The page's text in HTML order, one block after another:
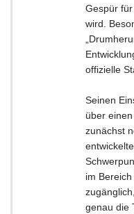
Gespür
wird.
offizielle
Seinen
über
zunächst
im
genau die